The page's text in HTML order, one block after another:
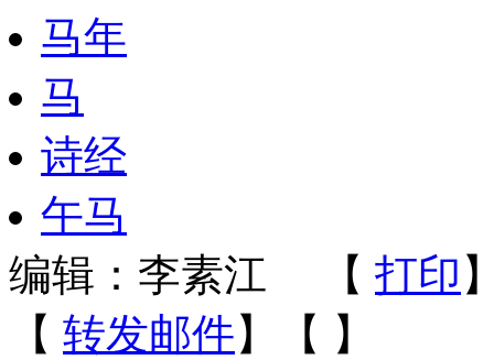
马年
马
诗经
午马
编辑：李素江
【 打印
【 转发邮件】【 】